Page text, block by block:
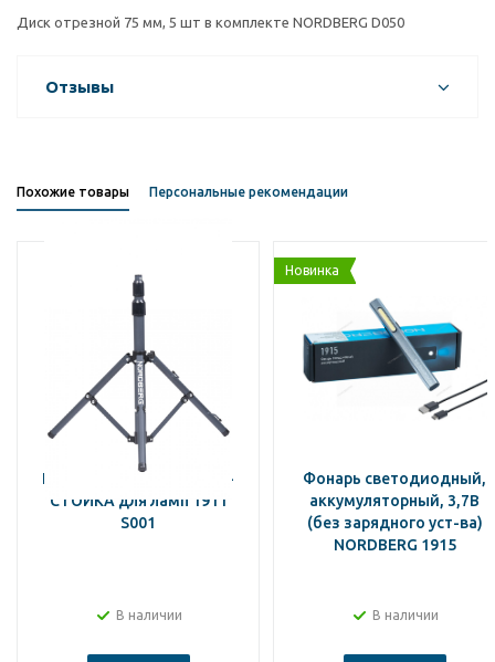
Диск отрезной 75 мм, 5 шт в комплекте NORDBERG D050
Отзывы
Похожие товары Персональные рекомендации
NORDBERG ДЕРЖАТЕЛЬ-
СТОЙКА для ламп 1911
S001
В наличии
Новинка
Фонарь светодиодный,
аккумуляторный, 3,7В
(без зарядного уст-ва)
NORDBERG 1915
В наличии